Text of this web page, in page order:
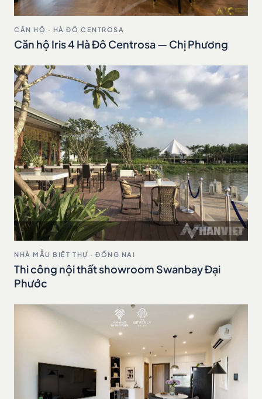
CĂN HỘ · HÀ ĐÔ CENTROSA
Căn hộ Iris 4 Hà Đô Centrosa — Chị Phương
NHÀ MẪU BIỆT THỰ · ĐỒNG NAI
Thi công nội thất showroom Swanbay Đại
Phước